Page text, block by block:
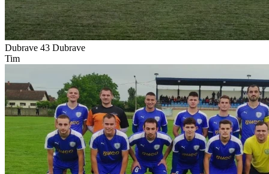
Dubrave 43 Dubrave
Tim